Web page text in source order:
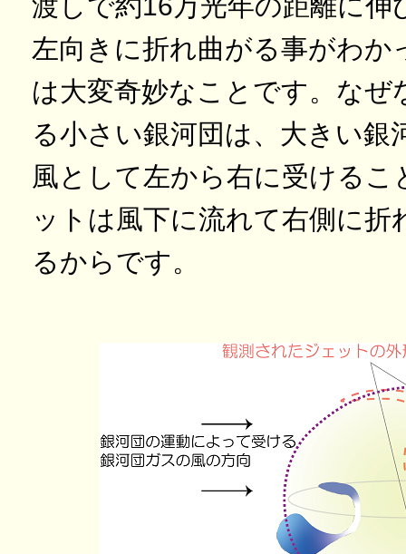
左向きに折れ曲がる事がわか
は大変奇妙なことです。なぜ
る小さい銀河団は、大きい銀
風として左から右に受ける
ットは風下に流れて右側に折
るからです。